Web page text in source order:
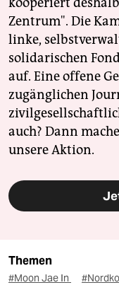
Zentrum". Die
linke,
solidarischen
auf. Eine offene
zugänglichen
auch? Dann
unsere Aktion.
Themen
#Moon Jae In